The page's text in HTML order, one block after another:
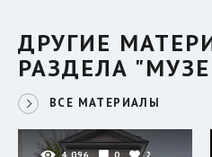
ДРУГИЕ
РАЗДЕЛА
ВСЕ МАТЕРИАЛЫ
4 096 0 2